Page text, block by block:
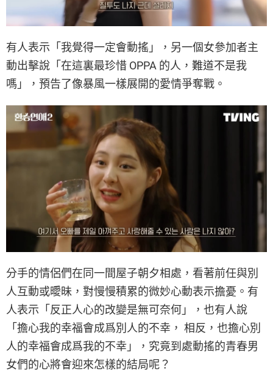
有人表示「我覺得一定會動搖」，另一個女參加者主
動出擊說「在這裏最珍惜 OPPA 的人，難道不是我
嗎」，預告了像暴風一樣展開的愛情爭奪戰。
分手的情侶們在同一間屋子朝夕相處，看著前任與別
人互動或曖昧，對慢慢積累的微妙心動表示擔憂。有
人表示「反正人心的改變是無可奈何」，也有人說
「擔心我的幸福會成爲別人的不幸， 相反，也擔心別
人的幸福會成爲我的不幸」，究竟到處動搖的青春男
女們的心將會迎來怎樣的結局呢？